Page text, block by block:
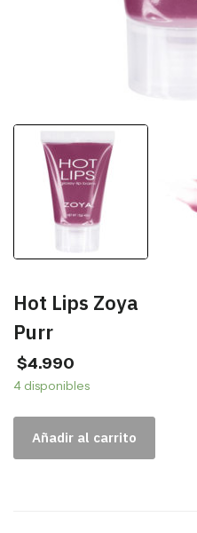
Hot Lips Zoya
Purr
$4.990
4 disponibles
Añadir al carrito